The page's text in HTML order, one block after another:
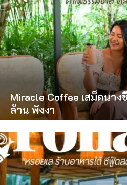
Miracle Coffee เสม็ดนาง
ล้าน พังงา